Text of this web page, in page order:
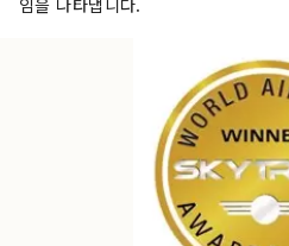
임을 나타냅니다.